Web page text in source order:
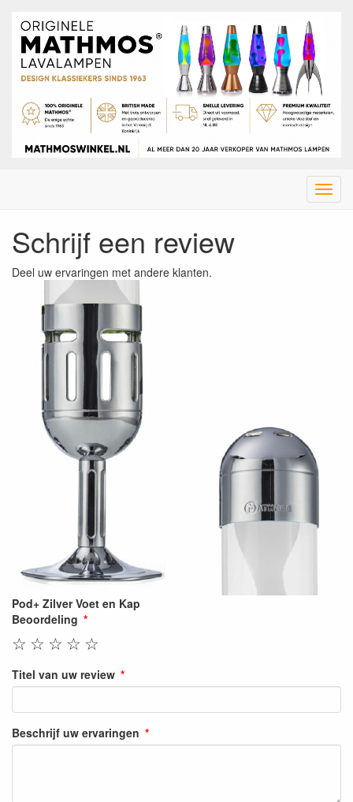
Menu
Schrijf een review
Deel uw ervaringen met andere klanten.
Pod+ Zilver Voet en Kap
Beoordeling
☆
☆
☆
☆
☆
Titel van uw review
Beschrijf uw ervaringen